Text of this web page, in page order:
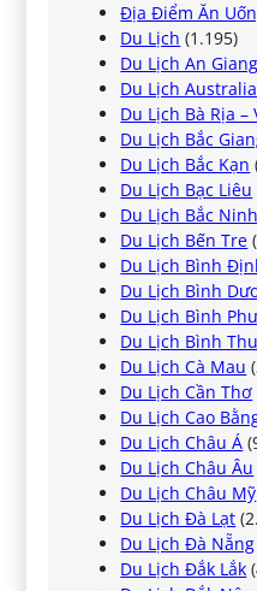
Địa Điểm Ăn
Du Lịch (1.195)
Du Lịch An Giang
Du Lịch Australia
Du Lịch Bà Rịa –
Du Lịch Bắc
Du Lịch Bắc Kạn
Du Lịch Bạc Liêu
Du Lịch Bắc Ninh
Du Lịch Bến Tre
Du Lịch Bình
Du Lịch Bình
Du Lịch Bình
Du Lịch Bình
Du Lịch Cà Mau
Du Lịch Cần Thơ
Du Lịch Cao
Du Lịch Châu Á
Du Lịch Châu Âu
Du Lịch Châu Mỹ
Du Lịch Đà Lạt
Du Lịch Đà Nẵng
Du Lịch Đắk Lắk